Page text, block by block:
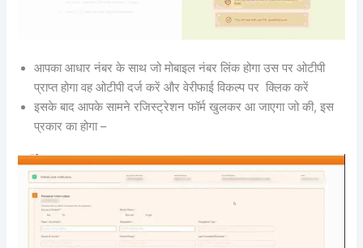
आपका आधार नंबर के साथ जो मोबाइल नंबर लिंक होगा उस पर ओटीपी
प्राप्त होगा वह ओटीपी दर्ज करें और वेरीफाई विकल्प पर क्लिक करें
इसके बाद आपके सामने रजिस्ट्रेशन फॉर्म खुलकर आ जाएगा जो की, इस
प्रकार का होगा –